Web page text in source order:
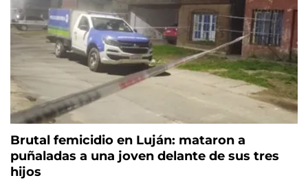
Brutal femicidio en Luján: mataron a
puñaladas a una joven delante de sus tres
hijos